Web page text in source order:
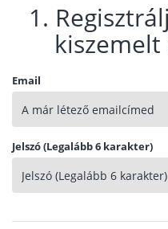
1.
Email
Jelszó (Legalább 6 karakter)